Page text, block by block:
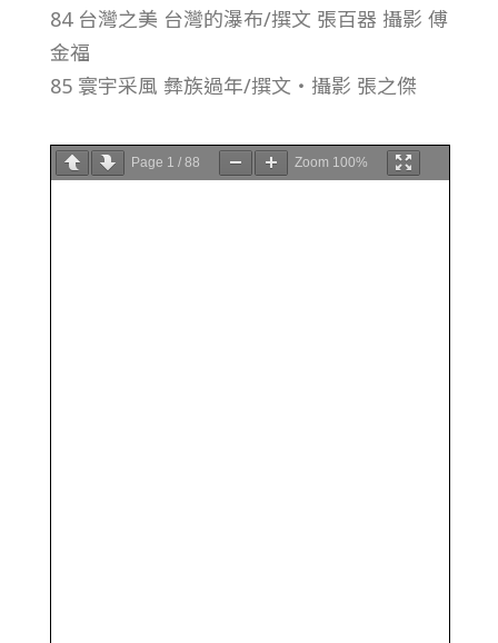
84 台灣之美 台灣的瀑布/撰文 張百器 攝影 傅
金福
85 寰宇采風 彝族過年/撰文・攝影 張之傑
Page 1 / 88 Zoom 100%